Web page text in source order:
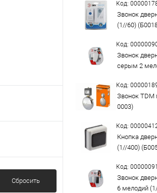
Сбросить
Код:
Звонок
(1//60)
Код:
Звонок
серым 2
Код:
Звонок TDM
0003)
Код:
Кнопка
(1//400)
Код:
Звонок
6 мелодий